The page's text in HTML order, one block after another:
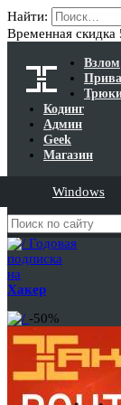
Найти:
Временная скидка
Взлом
Кодинг
Админ
Geek
Магазин
Windows
Годовая
подписка
на
Хакер
-50%